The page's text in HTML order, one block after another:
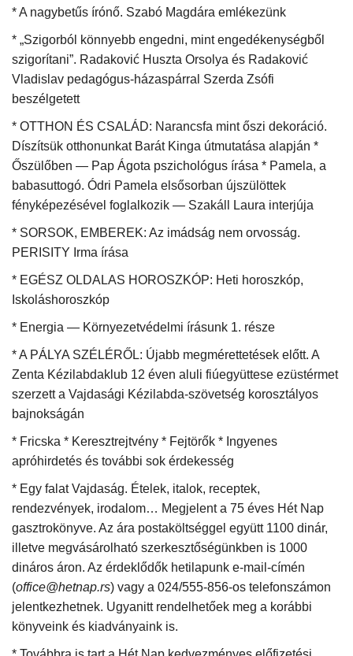
* A nagybetűs írónő. Szabó Magdára emlékezünk
* „Szigorból könnyebb engedni, mint engedékenységből
szigorítani”. Radaković Huszta Orsolya és Radaković
Vladislav pedagógus-házaspárral Szerda Zsófi
beszélgetett
* OTTHON ÉS CSALÁD: Narancsfa mint őszi dekoráció.
Díszítsük otthonunkat Barát Kinga útmutatása alapján *
Őszülőben — Pap Ágota pszichológus írása * Pamela, a
babasuttogó. Ódri Pamela elsősorban újszülöttek
fényképezésével foglalkozik — Szakáll Laura interjúja
* SORSOK, EMBEREK: Az imádság nem orvosság.
PERISITY Irma írása
* EGÉSZ OLDALAS HOROSZKÓP: Heti horoszkóp,
Iskoláshoroszkóp
* Energia — Környezetvédelmi írásunk 1. része
* A PÁLYA SZÉLÉRŐL: Újabb megmérettetések előtt. A
Zenta Kézilabdaklub 12 éven aluli fiúegyüttese ezüstérmet
szerzett a Vajdasági Kézilabda-szövetség korosztályos
bajnokságán
* Fricska * Keresztrejtvény * Fejtörők * Ingyenes
apróhirdetés és további sok érdekesség
* Egy falat Vajdaság. Ételek, italok, receptek,
rendezvények, irodalom… Megjelent a 75 éves Hét Nap
gasztrokönyve. Az ára postaköltséggel együtt 1100 dinár,
illetve megvásárolható szerkesztőségünkben is 1000
dináros áron. Az érdeklődők hetilapunk e-mail-címén
(office@hetnap.rs) vagy a 024/555-856-os telefonszámon
jelentkezhetnek. Ugyanitt rendelhetőek meg a korábbi
könyveink és kiadványaink is.